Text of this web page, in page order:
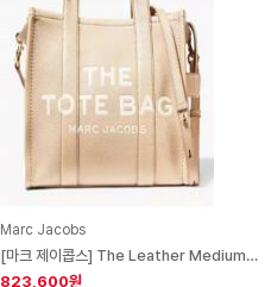
Marc Jacobs
[마크 제이콥스] The Leather Medium Tote Bag
823,600원